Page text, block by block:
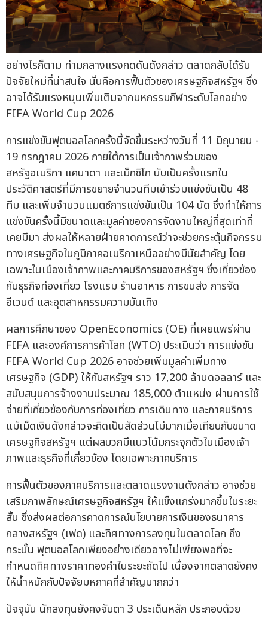
อย่างไรก็ตาม ท่ามกลางแรงกดดันดังกล่าว ตลาดกลับได้รับ
ปัจจัยใหม่ที่น่าสนใจ นั่นคือการฟื้นตัวของเศรษฐกิจสหรัฐฯ ซึ่ง
อาจได้รับแรงหนุนเพิ่มเติมจากมหกรรมกีฬาระดับโลกอย่าง
FIFA World Cup 2026
การแข่งขันฟุตบอลโลกครั้งนี้จัดขึ้นระหว่างวันที่ 11 มิถุนายน -
19 กรกฎาคม 2026 ภายใต้การเป็นเจ้าภาพร่วมของ
สหรัฐอเมริกา แคนาดา และเม็กซิโก นับเป็นครั้งแรกใน
ประวัติศาสตร์ที่มีการขยายจำนวนทีมเข้าร่วมแข่งขันเป็น 48
ทีม และเพิ่มจำนวนแมตช์การแข่งขันเป็น 104 นัด ซึ่งทำให้การ
แข่งขันครั้งนี้มีขนาดและมูลค่าของการจัดงานใหญ่ที่สุดเท่าที่
เคยมีมา ส่งผลให้หลายฝ่ายคาดการณ์ว่าจะช่วยกระตุ้นกิจกรรม
ทางเศรษฐกิจในภูมิภาคอเมริกาเหนืออย่างมีนัยสำคัญ โดย
เฉพาะในเมืองเจ้าภาพและภาคบริการของสหรัฐฯ ซึ่งเกี่ยวข้อง
กับธุรกิจท่องเที่ยว โรงแรม ร้านอาหาร การขนส่ง การจัด
อีเวนต์ และอุตสาหกรรมความบันเทิง
ผลการศึกษาของ OpenEconomics (OE) ที่เผยแพร่ผ่าน
FIFA และองค์การการค้าโลก (WTO) ประเมินว่า การแข่งขัน
FIFA World Cup 2026 อาจช่วยเพิ่มมูลค่าเพิ่มทาง
เศรษฐกิจ (GDP) ให้กับสหรัฐฯ ราว 17,200 ล้านดอลลาร์ และ
สนับสนุนการจ้างงานประมาณ 185,000 ตำแหน่ง ผ่านการใช้
จ่ายที่เกี่ยวข้องกับการท่องเที่ยว การเดินทาง และภาคบริการ
แม้เม็ดเงินดังกล่าวจะคิดเป็นสัดส่วนไม่มากเมื่อเทียบกับขนาด
เศรษฐกิจสหรัฐฯ แต่ผลบวกมีแนวโน้มกระจุกตัวในเมืองเจ้า
ภาพและธุรกิจที่เกี่ยวข้อง โดยเฉพาะภาคบริการ
การฟื้นตัวของภาคบริการและตลาดแรงงานดังกล่าว อาจช่วย
เสริมภาพลักษณ์เศรษฐกิจสหรัฐฯ ให้แข็งแกร่งมากขึ้นในระยะ
สั้น ซึ่งส่งผลต่อการคาดการณ์นโยบายการเงินของธนาคาร
กลางสหรัฐฯ (เฟด) และทิศทางการลงทุนในตลาดโลก ถึง
กระนั้น ฟุตบอลโลกเพียงอย่างเดียวอาจไม่เพียงพอที่จะ
กำหนดทิศทางราคาทองคำในระยะถัดไป เนื่องจากตลาดยังคง
ให้น้ำหนักกับปัจจัยมหภาคที่สำคัญมากกว่า
ปัจจุบัน นักลงทุนยังคงจับตา 3 ประเด็นหลัก ประกอบด้วย